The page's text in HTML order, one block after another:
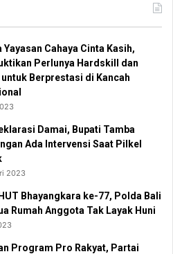
Yayasan Cahaya Cinta Kasih,
Perlunya Hardskill dan
Berprestasi di Kancah
Damai, Bupati Tamba
Ada Intervensi Saat Pilkel
2023
Bhayangkara ke-77, Polda Bali
Rumah Anggota Tak Layak Huni
Program Pro Rakyat, Partai